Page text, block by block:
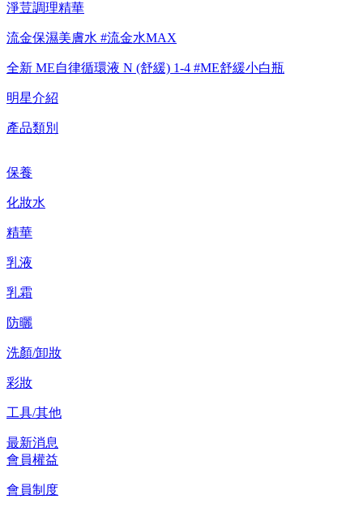
淨荳調理精華
流金保濕美膚水 #流金水MAX
全新 ME自律循環液 N (舒緩) 1-4 #ME舒緩小白瓶
明星介紹
產品類別
保養
化妝水
精華
乳液
乳霜
防曬
洗顏/卸妝
彩妝
工具/其他
最新消息
會員權益
會員制度